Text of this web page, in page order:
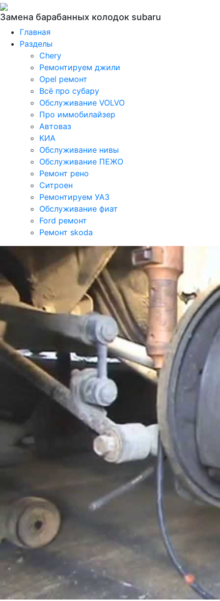
Замена барабанных колодок subaru
Главная
Разделы
Chery
Ремонтируем джили
Opel ремонт
Всё про субару
Обслуживание VOLVO
Про иммобилайзер
Автоваз
КИА
Обслуживание нивы
Обслуживание ПЕЖО
Ремонт рено
Ситроен
Ремонтируем УАЗ
Обслуживание фиат
Ford ремонт
Ремонт skoda